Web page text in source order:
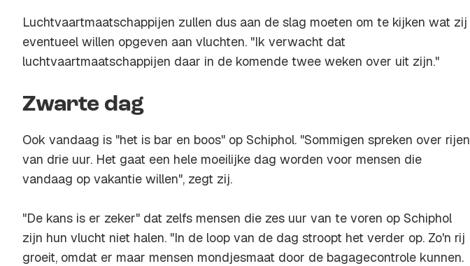
Luchtvaartmaatschappijen zullen dus aan de slag moeten om te kijken wat zij
eventueel willen opgeven aan vluchten. "Ik verwacht dat
luchtvaartmaatschappijen daar in de komende twee weken over uit zijn."
Zwarte dag
Ook vandaag is "het is bar en boos" op Schiphol. "Sommigen spreken over rijen
van drie uur. Het gaat een hele moeilijke dag worden voor mensen die
vandaag op vakantie willen", zegt zij.
"De kans is er zeker" dat zelfs mensen die zes uur van te voren op Schiphol
zijn hun vlucht niet halen. "In de loop van de dag stroopt het verder op. Zo'n rij
groeit, omdat er maar mensen mondjesmaat door de bagagecontrole kunnen.